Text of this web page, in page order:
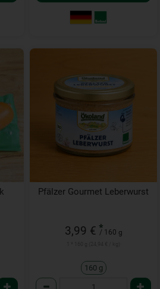
Pfälzer Gourmet Leberwurst
3,99 € *
/ 160 g
160 g
Anzahl